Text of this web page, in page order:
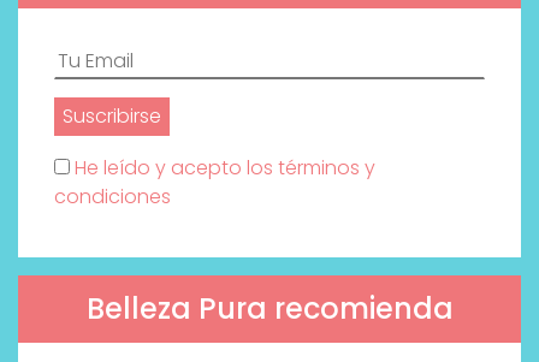
He leído y acepto los términos y
condiciones
Belleza Pura recomienda